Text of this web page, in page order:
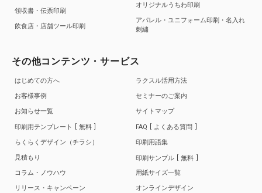
領収書・伝票印刷
飲食店・店舗ツール印刷
オリジナルうちわ印刷
アパレル・ユニフォーム印刷・名入れ
刺繍
その他コンテンツ・サービス
はじめての方へ
お客様事例
お知らせ一覧
印刷用テンプレート
無料
らくらくデザイン（チラシ）
見積もり
コラム・ノウハウ
リリース・キャンペーン
ラクスル活用方法
セミナーのご案内
サイトマップ
FAQ
よくある質問
印刷用語集
印刷サンプル
無料
用紙サイズ一覧
オンラインデザイン